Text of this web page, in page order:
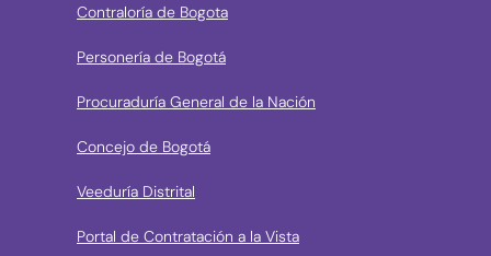
Contraloría de Bogota
Personería de Bogotá
Procuraduría General de la Nación
Concejo de Bogotá
Veeduría Distrital
Portal de Contratación a la Vista